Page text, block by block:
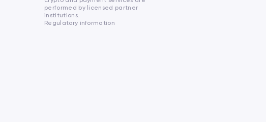
performed by licensed partner
institutions.
Regulatory information